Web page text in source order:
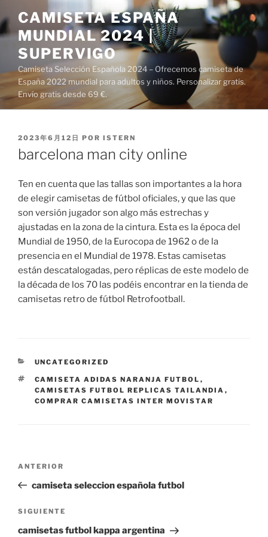
al
contenido
CAMISETA ESPAÑA
MUNDIAL 2024 |
SUPERVIGO
Camiseta Selección Española 2024 – Ofrecemos camiseta de
España 2022 mundial para adultos y niños. Personalizar gratis.
Envío gratis desde 69 €.
PUBLICADO
EL
2023年6月12日 POR ISTERN
barcelona man city online
Ten en cuenta que las tallas son importantes a la hora
de elegir camisetas de fútbol oficiales, y que las que
son versión jugador son algo más estrechas y
ajustadas en la zona de la cintura. Esta es la época del
Mundial de 1950, de la Eurocopa de 1962 o de la
presencia en el Mundial de 1978. Estas camisetas
están descatalogadas, pero réplicas de este modelo de
la década de los 70 las podéis encontrar en la tienda de
camisetas retro de fútbol Retrofootball.
CATEGORÍAS
UNCATEGORIZED
ETIQUETAS
CAMISETA ADIDAS NARANJA FUTBOL ,
CAMISETAS FUTBOL REPLICAS TAILANDIA ,
COMPRAR CAMISETAS INTER MOVISTAR
entradas
Entrada
anterior:
ANTERIOR
camiseta seleccion española futbol
Siguiente
entrada
SIGUIENTE
camisetas futbol kappa argentina